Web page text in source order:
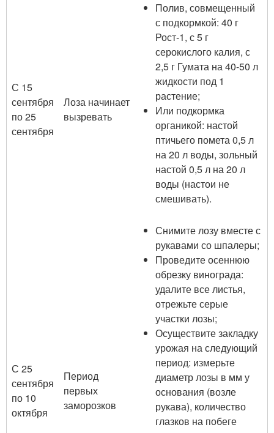
С 15
сентября
по 25
сентября
Лоза начинает
вызревать
Полив, совмещенный
с подкормкой: 40 г
Рост-1, с 5 г
серокислого калия, с
2,5 г Гумата на 40-50 л
жидкости под 1
растение;
Или подкормка
органикой: настой
птичьего помета 0,5 л
на 20 л воды, зольный
настой 0,5 л на 20 л
воды (настои не
смешивать).
С 25
сентября
по 10
октября
Период
первых
заморозков
Снимите лозу вместе с
рукавами со шпалеры;
Проведите осеннюю
обрезку винограда:
удалите все листья,
отрежьте серые
участки лозы;
Осуществите закладку
урожая на следующий
период: измерьте
диаметр лозы в мм у
основания (возле
рукава), количество
глазков на побеге